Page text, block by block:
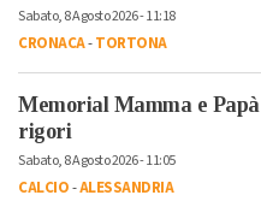
Sabato, 8 Agosto 2026 - 11:18
CRONACA-TORTONA
Memorial Mamma e
rigori
Sabato, 8 Agosto 2026 - 11:05
CALCIO-ALESSANDRIA